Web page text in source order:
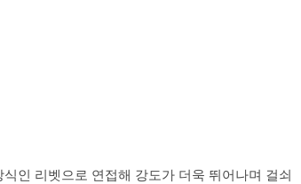
인 리벳으로 연접해 강도가 더욱 뛰어나며 걸쇠